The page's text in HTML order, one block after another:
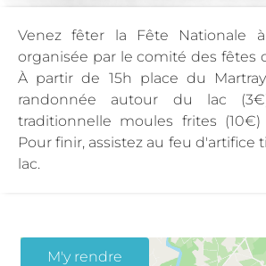
Venez fêter la Fête Nationale à
organisée par le comité des fêtes
À partir de 15h place du
randonnée autour du lac
traditionnelle moules frites
Pour finir, assistez au feu d'artifice
lac.
M'y rendre